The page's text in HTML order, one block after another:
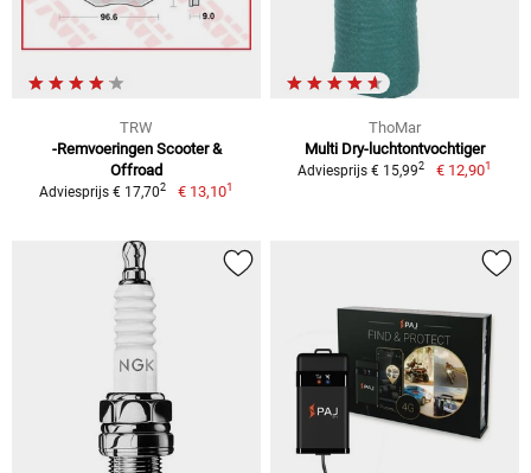
TRW
-Remvoeringen Scooter &
Offroad
Adviesprijs € 17,702 € 13,101
ThoMar
Multi Dry-luchtontvochtiger
Adviesprijs € 15,992 € 12,901